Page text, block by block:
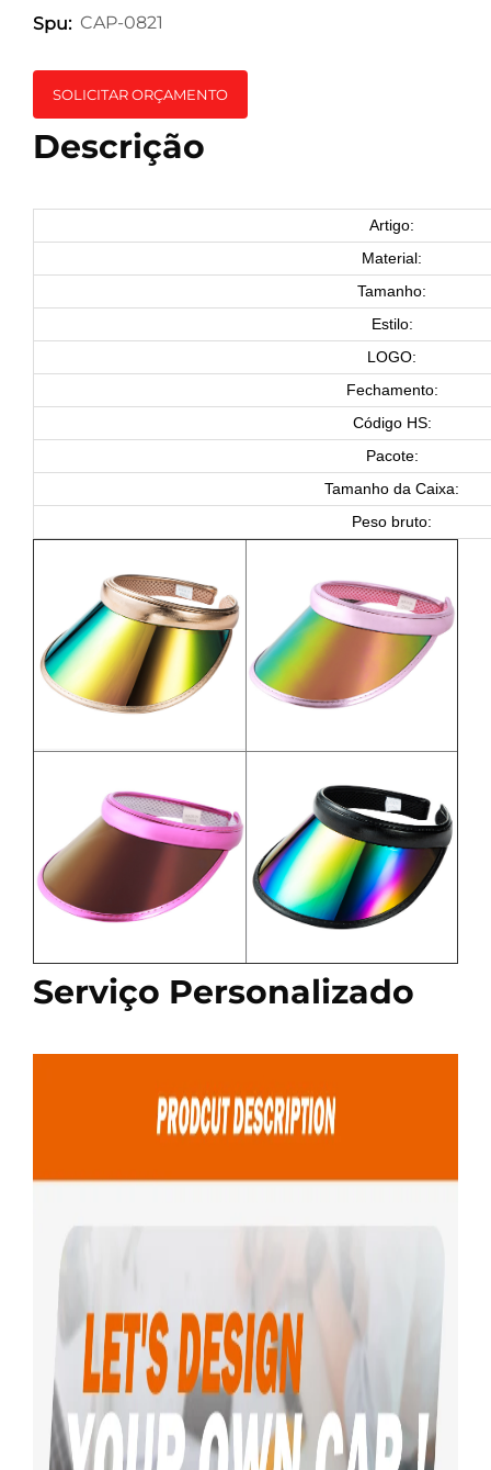
Spu: CAP-0821
SOLICITAR ORÇAMENTO
Descrição
Artigo:
Material:
Tamanho:
Estilo:
LOGO:
Fechamento:
Código HS:
Pacote:
Tamanho da Caixa:
Peso bruto:
Serviço Personalizado